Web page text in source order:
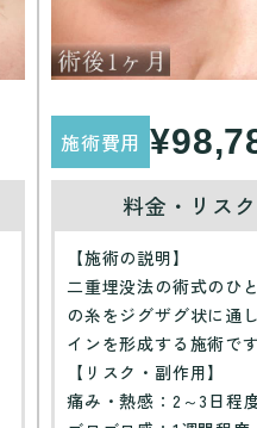
施術費用
料金・リス
【施術の説明】
二重埋没法の術式のひ
の糸をジグザグ状に通
インを形成する施術です
【リスク・副作用】
痛み・熱感：2～3日程